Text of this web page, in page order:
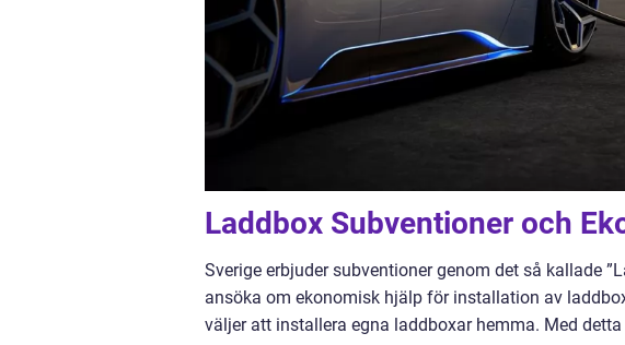
Laddbox Subventioner och
Sverige erbjuder subventioner genom det så kallade
ansöka om ekonomisk hjälp för installation av
väljer att installera egna laddboxar hemma. Med